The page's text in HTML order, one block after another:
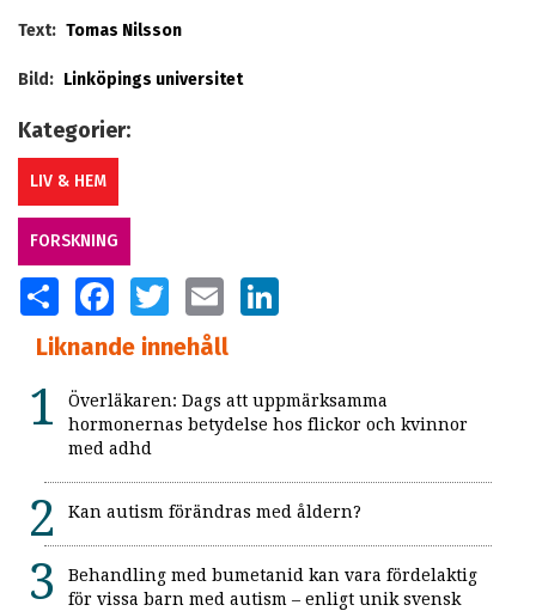
Text: Tomas Nilsson
Bild: Linköpings universitet
Kategorier:
LIV & HEM
FORSKNING
SHARE FACEBOOKTWITTER EMAIL
Liknande innehåll
Överläkaren: Dags att uppmärksamma
hormonernas betydelse hos flickor och kvinnor
med adhd
Kan autism förändras med åldern?
Behandling med bumetanid kan vara fördelaktig
för vissa barn med autism – enligt unik svensk